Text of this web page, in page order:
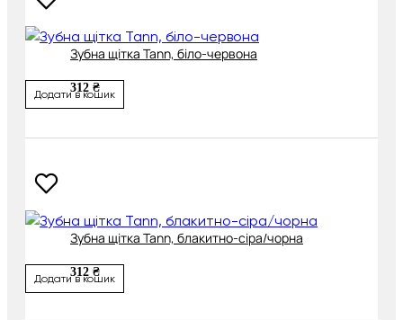
Зубна щітка Tann, біло-червона
312 ₴
Додати в кошик
Зубна щітка Tann, блакитно-сіра/чорна
312 ₴
Додати в кошик